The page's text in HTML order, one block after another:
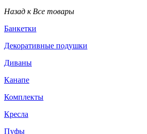
Назад к Все товары
Банкетки
Декоративные подушки
Диваны
Канапе
Комплекты
Кресла
Пуфы